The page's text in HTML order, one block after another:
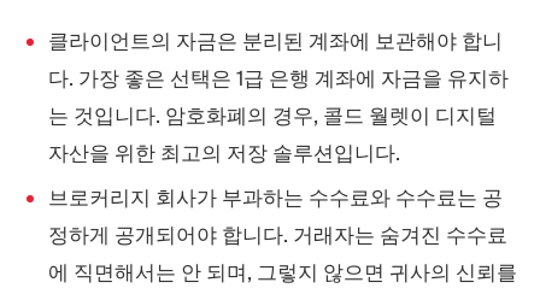
클라이언트의 자금은 분리된 계좌에 보관해야 합니
다. 가장 좋은 선택은 1급 은행 계좌에 자금을 유지하
는 것입니다. 암호화폐의 경우, 콜드 월렛이 디지털
자산을 위한 최고의 저장 솔루션입니다.
브로커리지 회사가 부과하는 수수료와 수수료는 공
정하게 공개되어야 합니다. 거래자는 숨겨진 수수료
에 직면해서는 안 되며, 그렇지 않으면 귀사의 신뢰를